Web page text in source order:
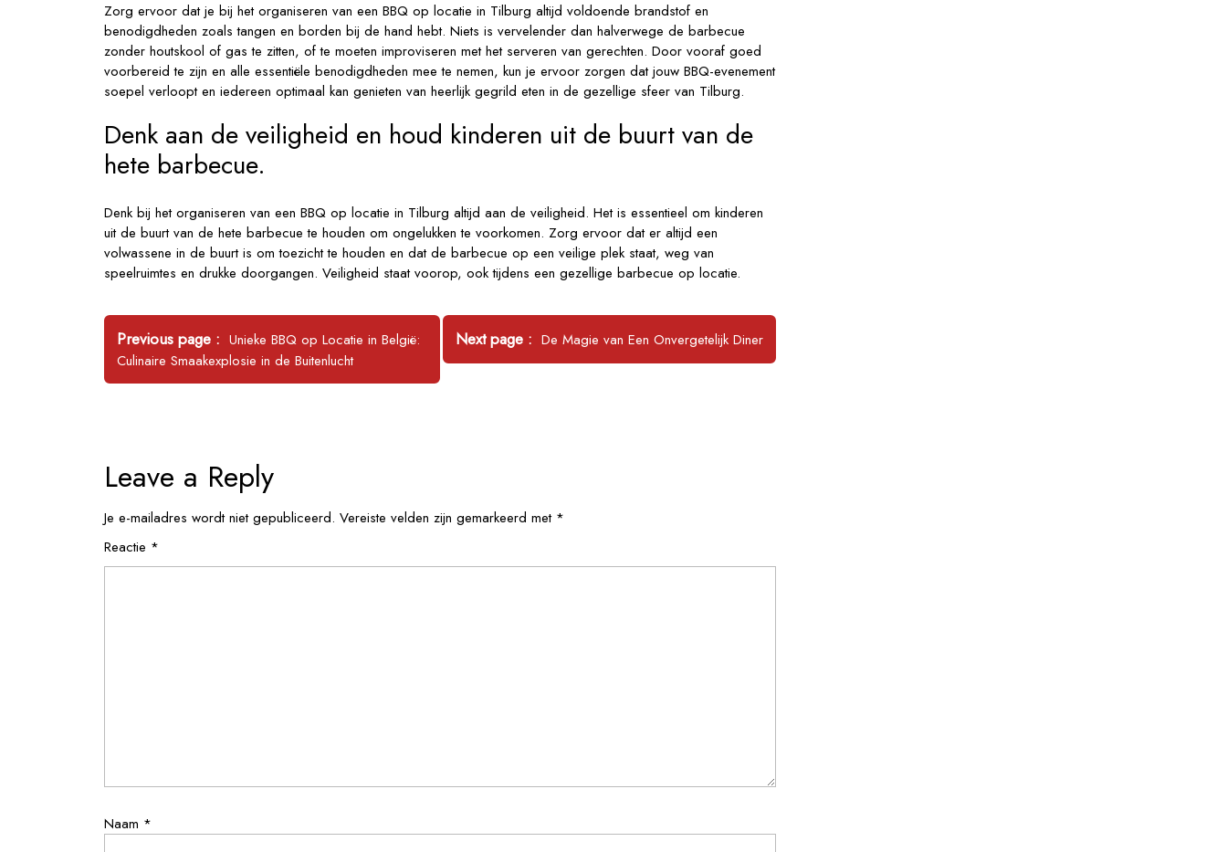
Zorg ervoor dat je bij het organiseren van een BBQ op locatie in Tilburg altijd voldoende brandstof en
benodigdheden zoals tangen en borden bij de hand hebt. Niets is vervelender dan halverwege de barbecue
zonder houtskool of gas te zitten, of te moeten improviseren met het serveren van gerechten. Door vooraf goed
voorbereid te zijn en alle essentiële benodigdheden mee te nemen, kun je ervoor zorgen dat jouw BBQ-evenement
soepel verloopt en iedereen optimaal kan genieten van heerlijk gegrild eten in de gezellige sfeer van Tilburg.
Denk aan de veiligheid en houd kinderen uit de buurt van de
hete barbecue.
Denk bij het organiseren van een BBQ op locatie in Tilburg altijd aan de veiligheid. Het is essentieel om kinderen
uit de buurt van de hete barbecue te houden om ongelukken te voorkomen. Zorg ervoor dat er altijd een
volwassene in de buurt is om toezicht te houden en dat de barbecue op een veilige plek staat, weg van
speelruimtes en drukke doorgangen. Veiligheid staat voorop, ook tijdens een gezellige barbecue op locatie.
Bericht
navigatie
Previous page
Older
Posts
Unieke BBQ op Locatie in België:
Culinaire Smaakexplosie in de Buitenlucht
Next page
Newer
De Magie van Een Onvergetelijk Diner
Leave a Reply
Je e-mailadres wordt niet gepubliceerd. Vereiste velden zijn gemarkeerd met *
Reactie *
Naam *